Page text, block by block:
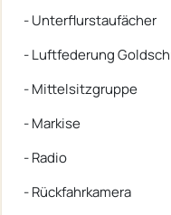
- Unterflurstaufächer
- Luftfederung
- Mittelsitzgruppe
- Markise
- Radio
- Rückfahrkamera